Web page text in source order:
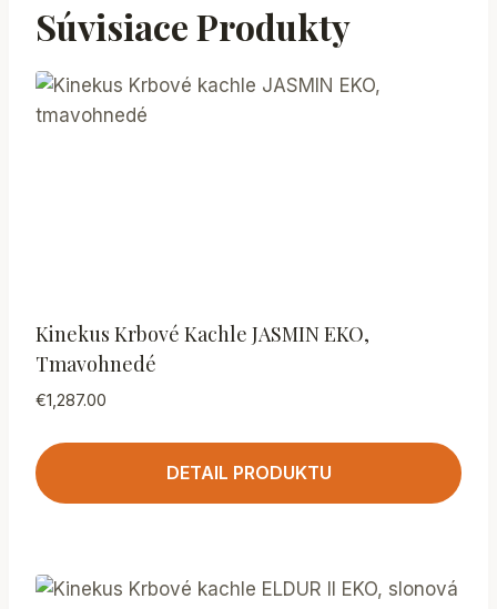
Súvisiace Produkty
Kinekus Krbové Kachle JASMIN EKO,
Tmavohnedé
€1,287.00
DETAIL PRODUKTU